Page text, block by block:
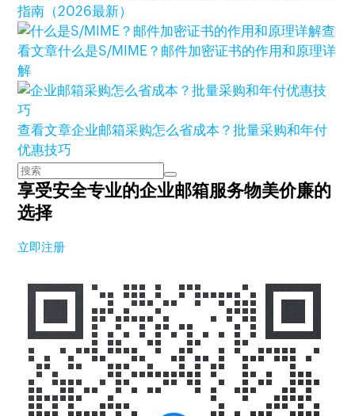
指南（2026最新）
查
看文章什么是S/MIME？邮件加密证书的作用和原理详
解
查看文章企业邮箱采购怎么省成本？批量采购和年付
优惠技巧
享受安全专业的企业邮箱服务物美价廉的
选择
立即注册